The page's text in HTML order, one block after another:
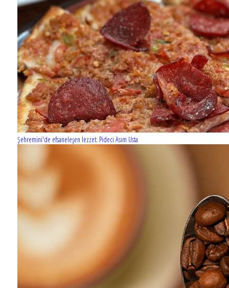
Şehremini'de efsaneleşen lezzet: Pideci Asım Usta